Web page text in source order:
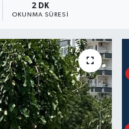
2 DK
OKUNMA SÜRESI